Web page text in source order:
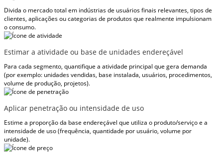
Divida o mercado total em indústrias de usuários finais relevantes, tipos de
clientes, aplicações ou categorias de produtos que realmente impulsionam
o consumo.
Estimar a atividade ou base de unidades endereçável
Para cada segmento, quantifique a atividade principal que gera demanda
(por exemplo: unidades vendidas, base instalada, usuários, procedimentos,
volume de produção, projetos).
Aplicar penetração ou intensidade de uso
Estime a proporção da base endereçável que utiliza o produto/serviço e a
intensidade de uso (frequência, quantidade por usuário, volume por
unidade).